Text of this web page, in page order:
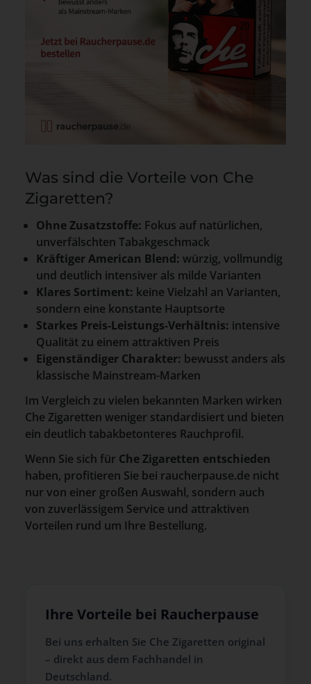
Was sind die Vorteile von Che
Zigaretten?
Ohne Zusatzstoffe: Fokus auf natürlichen,
unverfälschten Tabakgeschmack
Kräftiger American Blend: würzig, vollmundig
und deutlich intensiver als milde Varianten
Klares Sortiment: keine Vielzahl an Varianten,
sondern eine konstante Hauptsorte
Starkes Preis-Leistungs-Verhältnis: intensive
Qualität zu einem attraktiven Preis
Eigenständiger Charakter: bewusst anders als
klassische Mainstream-Marken
Im Vergleich zu vielen bekannten Marken wirken
Che Zigaretten weniger standardisiert und bieten
ein deutlich tabakbetonteres Rauchprofil.
Wenn Sie sich für Che Zigaretten entschieden
haben, profitieren Sie bei raucherpause.de nicht
nur von einer großen Auswahl, sondern auch
von zuverlässigem Service und attraktiven
Vorteilen rund um Ihre Bestellung.
Ihre Vorteile bei Raucherpause
Bei uns erhalten Sie Che Zigaretten original
– direkt aus dem Fachhandel in
Deutschland.